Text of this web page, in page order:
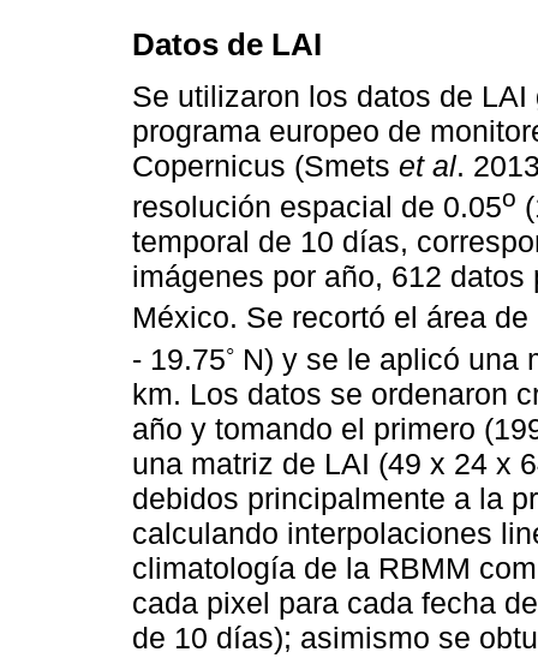
Datos de LAI
Se utilizaron los datos de
programa europeo de
Copernicus (Smets et al.
resolución espacial de 0.05o
temporal de 10 días,
imágenes por año, 612
México. Se recortó el área
- 19.75◦ N) y se le aplicó una
km. Los datos se ordenaron
año y tomando el primero
una matriz de LAI (49 x 24 x
debidos principalmente a la
calculando interpolaciones
climatología de la RBMM
cada pixel para cada fecha
de 10 días); asimismo se